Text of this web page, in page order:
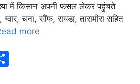
में किसान अपनी फसल लेकर पहुंचते
चना, सौंफ, रायडा, तारामीरा सहित
more